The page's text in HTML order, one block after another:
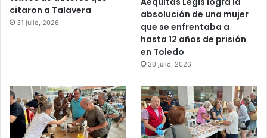
citaron a Talavera
31 julio, 2026
absolución de una mujer
que se enfrentaba a
hasta 12 años de prisión
en Toledo
30 julio, 2026